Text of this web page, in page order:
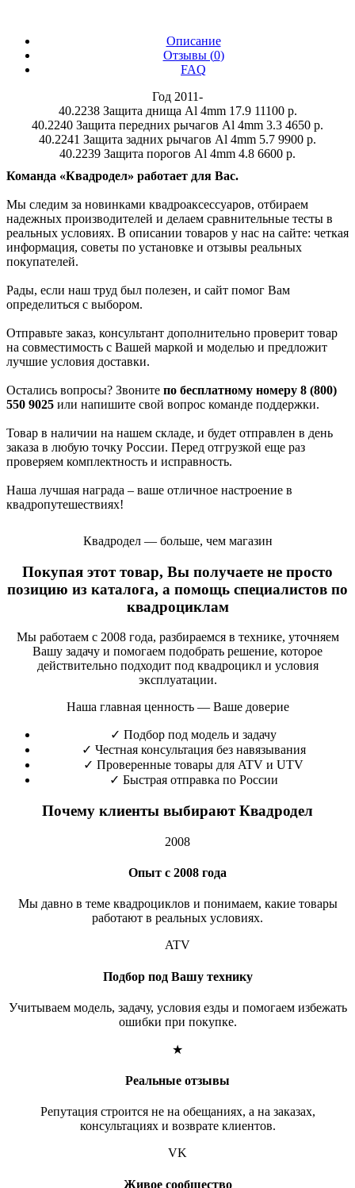
Описание
Отзывы (0)
FAQ
Год 2011-
40.2238 Защита днища Al 4mm 17.9 11100 р.
40.2240 Защита передних рычагов Al 4mm 3.3 4650 р.
40.2241 Защита задних рычагов Al 4mm 5.7 9900 р.
40.2239 Защита порогов Al 4mm 4.8 6600 р.
Команда «Квадродел» работает для Вас.
Мы следим за новинками квадроаксессуаров, отбираем
надежных производителей и делаем сравнительные тесты в
реальных условиях. В описании товаров у нас на сайте: четкая
информация, советы по установке и отзывы реальных
покупателей.
Рады, если наш труд был полезен, и сайт помог Вам
определиться с выбором.
Отправьте заказ, консультант дополнительно проверит товар
на совместимость с Вашей маркой и моделью и предложит
лучшие условия доставки.
Остались вопросы? Звоните по бесплатному номеру 8 (800)
550 9025 или напишите свой вопрос команде поддержки.
Товар в наличии на нашем складе, и будет отправлен в день
заказа в любую точку России. Перед отгрузкой еще раз
проверяем комплектность и исправность.
Наша лучшая награда – ваше отличное настроение в
квадропутешествиях!
Квадродел — больше, чем магазин
Покупая этот товар, Вы получаете не просто
позицию из каталога, а помощь специалистов по
квадроциклам
Мы работаем с 2008 года, разбираемся в технике, уточняем
Вашу задачу и помогаем подобрать решение, которое
действительно подходит под квадроцикл и условия
эксплуатации.
Наша главная ценность — Ваше доверие
✓ Подбор под модель и задачу
✓ Честная консультация без навязывания
✓ Проверенные товары для ATV и UTV
✓ Быстрая отправка по России
Почему клиенты выбирают Квадродел
2008
Опыт с 2008 года
Мы давно в теме квадроциклов и понимаем, какие товары
работают в реальных условиях.
ATV
Подбор под Вашу технику
Учитываем модель, задачу, условия езды и помогаем избежать
ошибки при покупке.
★
Реальные отзывы
Репутация строится не на обещаниях, а на заказах,
консультациях и возврате клиентов.
VK
Живое сообщество